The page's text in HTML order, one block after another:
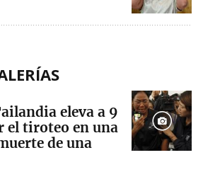
eleva a 9
el tiroteo en una
de una